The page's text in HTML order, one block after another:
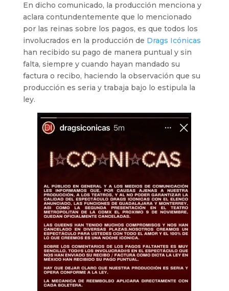
En dicho comunicado, la producción menciona y
aclara contundentemente que lo mencionado
por las reinas sobre los pagos, es que todos los
involucrados en la producción de Drags Icónicas
han recibido su pago de manera puntual y sin
falta, siempre y cuando hayan mandado su
factura o recibo, haciendo la observación que su
producción es seria y trabaja bajo lo estipula la
ley.